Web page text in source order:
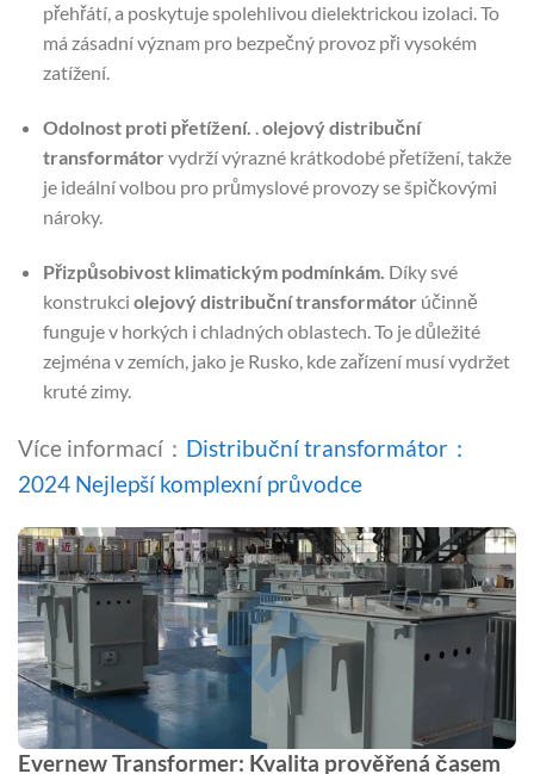
přehřátí, a poskytuje spolehlivou dielektrickou izolaci. To
má zásadní význam pro bezpečný provoz při vysokém
zatížení.
Odolnost proti přetížení. .olejový distribuční
transformátor vydrží výrazné krátkodobé přetížení, takže
je ideální volbou pro průmyslové provozy se špičkovými
nároky.
Přizpůsobivost klimatickým podmínkám. Díky své
konstrukci olejový distribuční transformátor účinně
funguje v horkých i chladných oblastech. To je důležité
zejména v zemích, jako je Rusko, kde zařízení musí vydržet
kruté zimy.
Více informací： Distribuční transformátor：
2024 Nejlepší komplexní průvodce
Evernew Transformer: Kvalita prověřená časem